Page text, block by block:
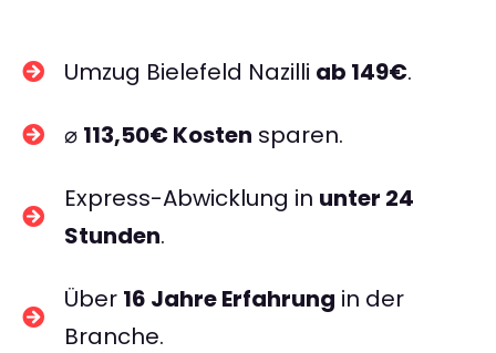
Umzug Bielefeld Nazilli ab 149€.
⌀ 113,50€ Kosten sparen.
Express-Abwicklung in unter 24
Stunden.
Über 16 Jahre Erfahrung in der
Branche.